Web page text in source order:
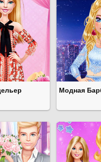
Модная